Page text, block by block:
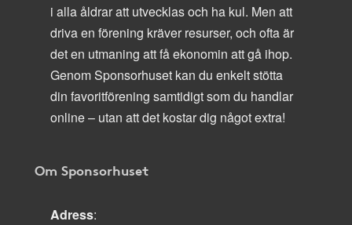
i alla åldrar att utvecklas och ha kul. Men att
driva en förening kräver resurser, och ofta är
det en utmaning att få ekonomin att gå ihop.
Genom Sponsorhuset kan du enkelt stötta
din favoritförening samtidigt som du handlar
online – utan att det kostar dig något extra!
Om Sponsorhuset
Adress: